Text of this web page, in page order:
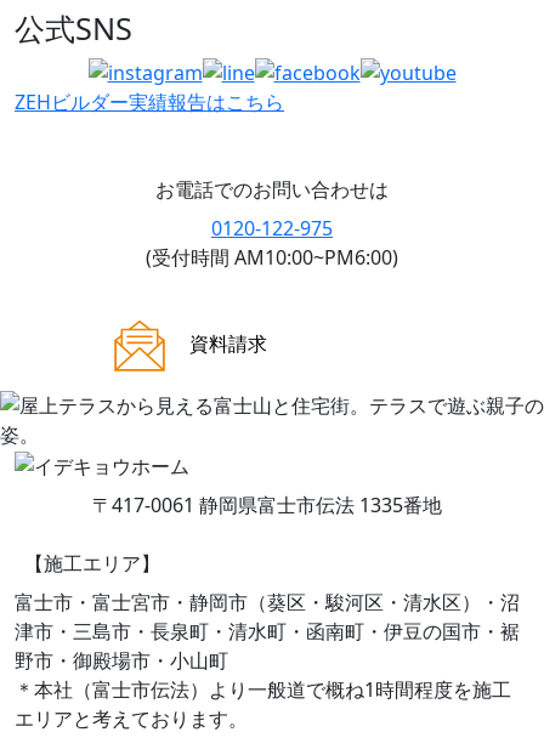
公式SNS
ZEHビルダー実績報告はこちら
お電話でのお問い合わせは
0120-122-975
(受付時間 AM10:00~PM6:00)
資料請求
〒417-0061 静岡県富士市伝法 1335番地
【施工エリア】
富士市・富士宮市・静岡市（葵区・駿河区・清水区）・沼
津市・三島市・長泉町・清水町・函南町・伊豆の国市・裾
野市・御殿場市・小山町
＊本社（富士市伝法）より一般道で概ね1時間程度を施工
エリアと考えております。